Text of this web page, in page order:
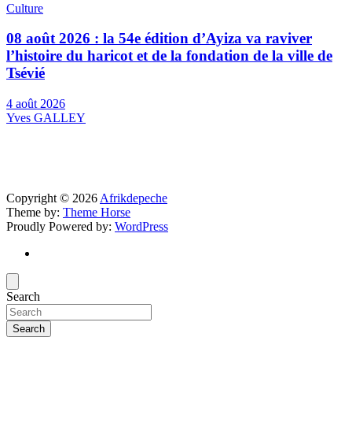
Culture
08 août 2026 : la 54e édition d’Ayiza va raviver
l’histoire du haricot et de la fondation de la ville de
Tsévié
4 août 2026
Yves GALLEY
Copyright © 2026 Afrikdepeche
Theme by: Theme Horse
Proudly Powered by: WordPress
Search
Search